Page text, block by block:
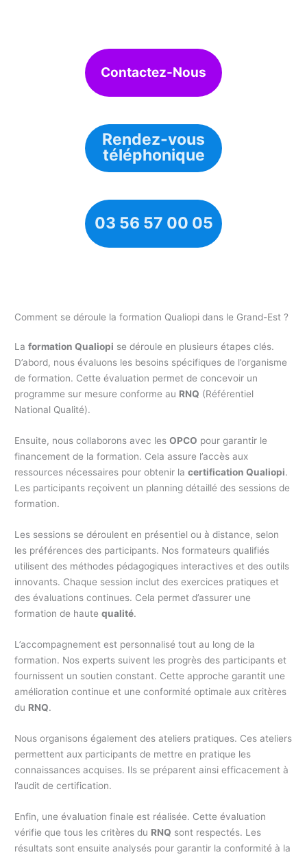
Contactez-Nous
Rendez-vous
téléphonique
03 56 57 00 05
Comment se déroule la formation Qualiopi dans le Grand-Est ?
Laformation Qualiopi se déroule en plusieurs étapes clés.
D’abord, nous évaluons les besoins spécifiques de l’organisme
de formation. Cette évaluation permet de concevoir un
programme sur mesure conforme au RNQ (Référentiel
National Qualité).
Ensuite, nous collaborons avec lesOPCO pour garantir le
financement de la formation. Cela assure l’accès aux
ressources nécessaires pour obtenir lacertification Qualiopi.
Les participants reçoivent un planning détaillé des sessions de
formation.
Les sessions se déroulent en présentiel ou à distance, selon
les préférences des participants. Nos formateurs qualifiés
utilisent des méthodes pédagogiques interactives et des outils
innovants. Chaque session inclut des exercices pratiques et
des évaluations continues. Cela permet d’assurer une
formation de hautequalité.
L’accompagnement est personnalisé tout au long de la
formation. Nos experts suivent les progrès des participants et
fournissent un soutien constant. Cette approche garantit une
amélioration continue et une conformité optimale aux critères
du RNQ.
Nous organisons également des ateliers pratiques. Ces ateliers
permettent aux participants de mettre en pratique les
connaissances acquises. Ils se préparent ainsi efficacement à
l’audit de certification.
Enfin, une évaluation finale est réalisée. Cette évaluation
vérifie que tous les critères du RNQ sont respectés. Les
résultats sont ensuite analysés pour garantir la conformité à la